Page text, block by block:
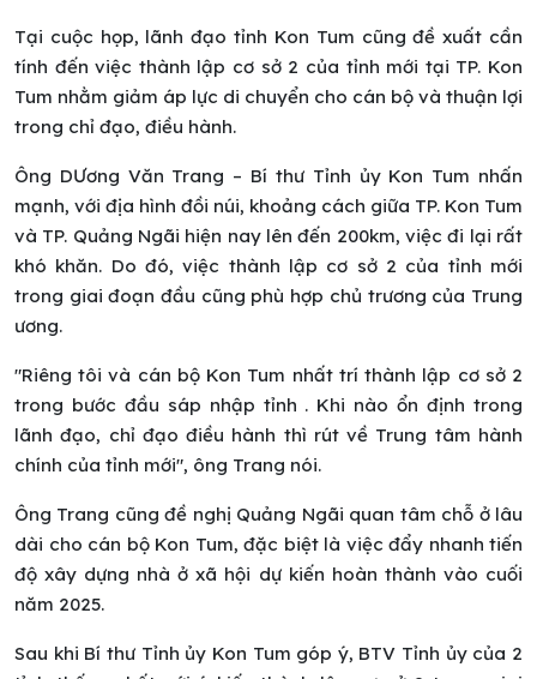
Tại cuộc họp, lãnh đạo tỉnh Kon Tum cũng đề xuất cần
tính đến việc thành lập cơ sở 2 của tỉnh mới tại TP. Kon
Tum nhằm giảm áp lực di chuyển cho cán bộ và thuận lợi
trong chỉ đạo, điều hành.
Ông DƯơng Văn Trang – Bí thư Tỉnh ủy Kon Tum nhấn
mạnh, với địa hình đồi núi, khoảng cách giữa TP. Kon Tum
và TP. Quảng Ngãi hiện nay lên đến 200km, việc đi lại rất
khó khăn. Do đó, việc thành lập cơ sở 2 của tỉnh mới
trong giai đoạn đầu cũng phù hợp chủ trương của Trung
ương.
"Riêng tôi và cán bộ Kon Tum nhất trí thành lập cơ sở 2
trong bước đầu sáp nhập tỉnh . Khi nào ổn định trong
lãnh đạo, chỉ đạo điều hành thì rút về Trung tâm hành
chính của tỉnh mới", ông Trang nói.
Ông Trang cũng đề nghị Quảng Ngãi quan tâm chỗ ở lâu
dài cho cán bộ Kon Tum, đặc biệt là việc đẩy nhanh tiến
độ xây dựng nhà ở xã hội dự kiến hoàn thành vào cuối
năm 2025.
Sau khi Bí thư Tỉnh ủy Kon Tum góp ý, BTV Tỉnh ủy của 2